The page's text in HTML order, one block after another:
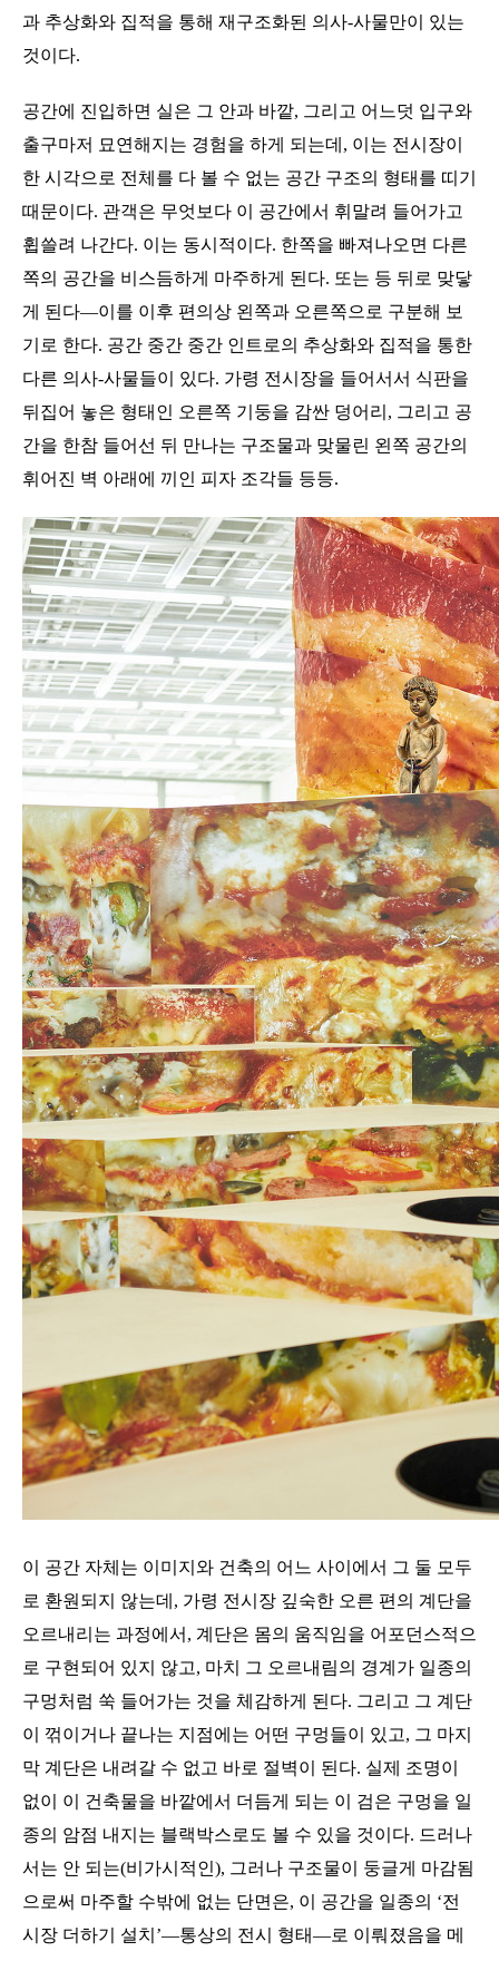
과 추상화와 집적을 통해 재구조화된 의사-사물만이 있는
것이다.
공간에 진입하면 실은 그 안과 바깥, 그리고 어느덧 입구와
출구마저 묘연해지는 경험을 하게 되는데 , 이는 전시장이
한 시각으로 전체를 다 볼 수 없는 공간 구조의 형태를 띠기
때문이다. 관객은 무엇보다 이 공간에서 휘말려 들어가고
휩쓸려 나간다. 이는 동시적이다. 한쪽을 빠져나오면 다른
쪽의 공간을 비스듬하게 마주하게 된다. 또는 등 뒤로 맞닿
게 된다―이를 이후 편의상 왼쪽과 오른쪽으로 구분해 보
기로 한다. 공간 중간 중간 인트로의 추상화와 집적을 통한
다른 의사-사물들이 있다. 가령 전시장을 들어서서 식판을
뒤집어 놓은 형태인 오른쪽 기둥을 감싼 덩어리 , 그리고 공
간을 한참 들어선 뒤 만나는 구조물과 맞물린 왼쪽 공간의
휘어진 벽 아래에 끼인 피자 조각들 등등.
이 공간 자체는 이미지와 건축의 어느 사이에서 그 둘 모두
로 환원되지 않는데 , 가령 전시장 깊숙한 오른 편의 계단을
오르내리는 과정에서 , 계단은 몸의 움직임을 어포던스적으
로 구현되어 있지 않고, 마치 그 오르내림의 경계가 일종의
구멍처럼 쑥 들어가는 것을 체감하게 된다. 그리고 그 계단
이 꺾이거나 끝나는 지점에는 어떤 구멍들이 있고, 그 마지
막 계단은 내려갈 수 없고 바로 절벽이 된다. 실제 조명이
없이 이 건축물을 바깥에서 더듬게 되는 이 검은 구멍을 일
종의 암점 내지는 블랙박스로도 볼 수 있을 것이다. 드러나
서는 안 되는(비가시적인), 그러나 구조물이 둥글게 마감됨
으로써 마주할 수밖에 없는 단면은, 이 공간을 일종의 ‘전
시장 더하기 설치 ’―통상의 전시 형태―로 이뤄졌음을 메